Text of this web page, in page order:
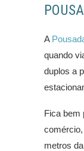
A
quando
duplos a
Fica bem
metros